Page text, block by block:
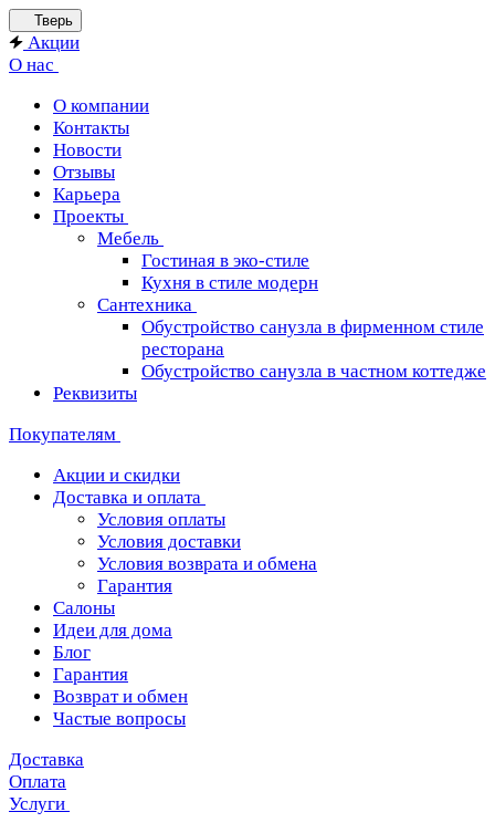
Тверь
Акции
О нас
О компании
Контакты
Новости
Отзывы
Карьера
Проекты
Мебель
Гостиная в эко-стиле
Кухня в стиле модерн
Сантехника
Обустройство санузла в фирменном стиле
ресторана
Обустройство санузла в частном коттедже
Реквизиты
Покупателям
Акции и скидки
Доставка и оплата
Условия оплаты
Условия доставки
Условия возврата и обмена
Гарантия
Салоны
Идеи для дома
Блог
Гарантия
Возврат и обмен
Частые вопросы
Доставка
Оплата
Услуги